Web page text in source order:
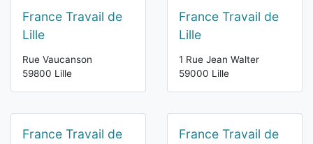
France Travail de
Lille
Rue Vaucanson
59800 Lille
France Travail de
Lille
1 Rue Jean Walter
59000 Lille
France Travail de
France Travail de